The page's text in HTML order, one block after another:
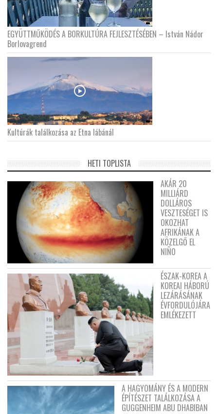
EGYÜTTMŰKÖDÉS A BORKULTÚRA FEJLESZTÉSÉBEN – István Nádor
Borlovagrend
Kultúrák találkozása az Etna lábánál
HETI TOPLISTA
AKÁR 20
MILLIÁRD
DOLLÁROS
VESZTESÉGET IS
OKOZHAT
AFRIKÁNAK A
KÖZELGŐ EL
NIÑO
ÉSZAK-KOREA A
KOREAI HÁBORÚ
LEZÁRÁSÁNAK
ÉVFORDULÓJÁRA
EMLÉKEZETT
A HAGYOMÁNY ÉS A MODERN
ÉPÍTÉSZET TALÁLKOZÁSA A
GUGGENHEIM ABU DHABIBAN